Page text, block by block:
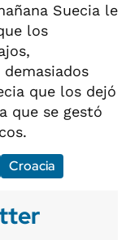
Suecia le
los
que los dejó
que se gestó
Croacia